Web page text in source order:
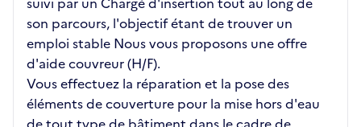
son parcours, l'objectif étant de trouver un
emploi stable Nous vous proposons une offre
d'aide couvreur (H/F).
Vous effectuez la réparation et la pose des
éléments de couverture pour la mise hors d'eau